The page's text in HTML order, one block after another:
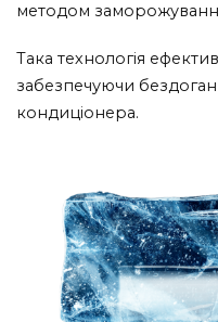
методом
Така технологія
забезпечуючи
кондиціонера.